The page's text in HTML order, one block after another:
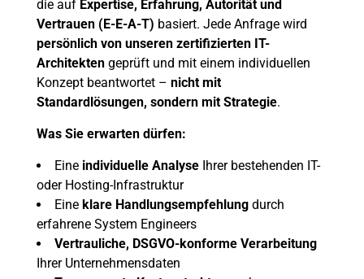
die auf Expertise, Erfahrung, Autorität und
Vertrauen (E-E-A-T) basiert. Jede Anfrage wird
persönlich von unseren zertifizierten IT-
Architekten geprüft und mit einem individuellen
Konzept beantwortet – nicht mit
Standardlösungen, sondern mit Strategie.
Was Sie erwarten dürfen:
Eine individuelle Analyse Ihrer bestehenden IT-
oder Hosting-Infrastruktur
Eine klare Handlungsempfehlung durch
erfahrene System Engineers
Vertrauliche, DSGVO-konforme Verarbeitung
Ihrer Unternehmensdaten